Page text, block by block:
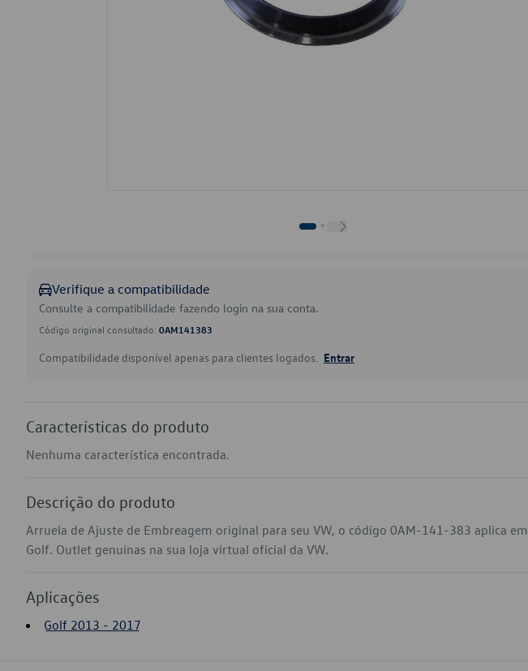
Verifique a compatibilidade
Consulte a compatibilidade fazendo login na sua conta.
Código original consultado: 0AM141383
Compatibilidade disponível apenas para clientes logados. Entrar
Características do produto
Nenhuma característica encontrada.
Descrição do produto
Arruela de Ajuste de Embreagem original para seu VW, o código 0AM-141-383 aplica em
Golf. Outlet genuínas na sua loja virtual oficial da VW.
Aplicações
Golf 2013 - 2017